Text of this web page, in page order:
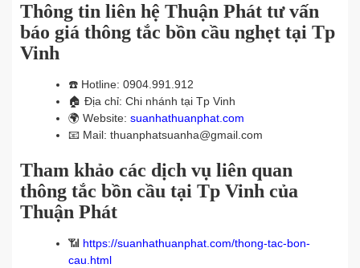
Thông tin liên hệ Thuận Phát tư vấn
báo giá thông tắc bồn cầu nghẹt tại Tp
Vinh
☎️ Hotline: 0904.991.912
🏠 Địa chỉ: Chi nhánh tại Tp Vinh
🌍 Website: suanhathuanphat.com
📧 Mail: thuanphatsuanha@gmail.com
Tham khảo các dịch vụ liên quan
thông tắc bồn cầu tại Tp Vinh của
Thuận Phát
📶 https://suanhathuanphat.com/thong-tac-bon-
cau.html